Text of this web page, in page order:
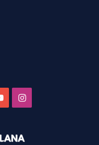
YouTubeInstagram